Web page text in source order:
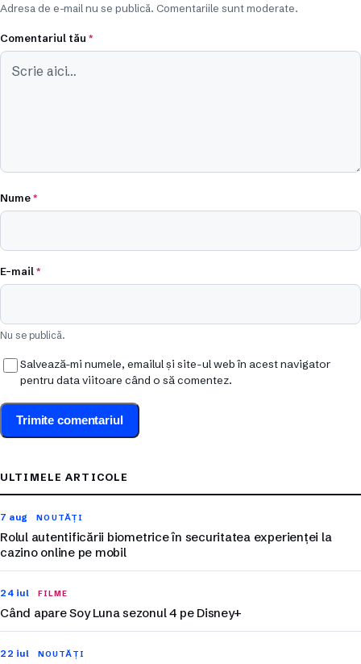
Adresa de e-mail nu se publică. Comentariile sunt moderate.
Comentariul tău *
Nume*
E-mail*
Nu se publică.
Salvează-mi numele, emailul și site-ul web în acest navigator
pentru data viitoare când o să comentez.
ULTIMELE ARTICOLE
7 aug NOUTĂȚI
Rolul autentificării biometrice în securitatea experienței la
cazino online pe mobil
24 iul FILME
Când apare Soy Luna sezonul 4 pe Disney+
22 iul NOUTĂȚI